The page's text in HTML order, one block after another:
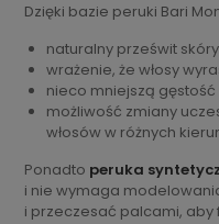
Dzięki bazie peruki Bari
naturalny prześwit
wrażenie, że włosy
nieco mniejszą
możliwość zmiany
włosów w różnych
Ponadto peruka
i nie wymaga
i przeczesać palcami, aby